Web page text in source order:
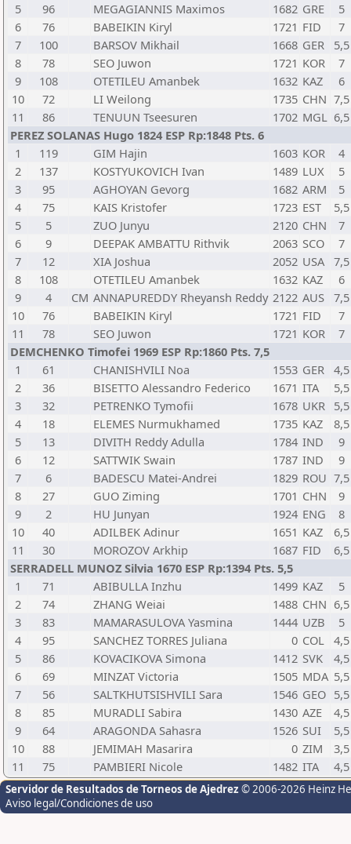
5
96 MEGAGIANNIS Maximos 1682 GRE
5
6
76 BABEIKIN Kiryl 1721 FID
7
7
100 BARSOV Mikhail 1668 GER
5,5
8
78 SEO Juwon 1721 KOR
7
9
108 OTETILEU Amanbek 1632 KAZ
6
10
72 LI Weilong 1735 CHN 7,5
11
86 TENUUN Tseesuren 1702 MGL 6,5
PEREZ SOLANAS Hugo 1824 ESP Rp:1848 Pts. 6
1
119 GIM Hajin 1603 KOR
4
2
137 KOSTYUKOVICH Ivan 1489 LUX
5
3
95 AGHOYAN Gevorg 1682 ARM
5
4
75 KAIS Kristofer 1723 EST
5,5
5
5 ZUO Junyu 2120 CHN
7
6
9 DEEPAK AMBATTU Rithvik 2063 SCO
7
7
12 XIA Joshua 2052 USA
7,5
8
108 OTETILEU Amanbek 1632 KAZ
6
9
4 CM ANNAPUREDDY Rheyansh Reddy 2122 AUS
7,5
10
76 BABEIKIN Kiryl 1721 FID
7
11
78 SEO Juwon 1721 KOR
7
DEMCHENKO Timofei 1969 ESP Rp:1860 Pts. 7,5
1
61 CHANISHVILI Noa 1553 GER
4,5
2
36 BISETTO Alessandro Federico 1671 ITA
5,5
3
32 PETRENKO Tymofii 1678 UKR 5,5
4
18 ELEMES Nurmukhamed 1735 KAZ
8,5
5
13 DIVITH Reddy Adulla 1784 IND
9
6
12 SATTWIK Swain 1787 IND
9
7
6 BADESCU Matei-Andrei 1829 ROU 7,5
8
27 GUO Ziming 1701 CHN
9
9
2 HU Junyan 1924 ENG
8
10
40 ADILBEK Adinur 1651 KAZ
6,5
11
30 MOROZOV Arkhip 1687 FID
6,5
SERRADELL MUNOZ Silvia 1670 ESP Rp:1394 Pts. 5,5
1
71 ABIBULLA Inzhu 1499 KAZ
5
2
74 ZHANG Weiai 1488 CHN 6,5
3
83 MAMARASULOVA Yasmina 1444 UZB
5
4
95 SANCHEZ TORRES Juliana 0 COL
4,5
5
86 KOVACIKOVA Simona 1412 SVK
4,5
6
69 MINZAT Victoria 1505 MDA 5,5
7
56 SALTKHUTSISHVILI Sara 1546 GEO 5,5
8
85 MURADLI Sabira 1430 AZE
4,5
9
64 ARAGONDA Sahasra 1526 SUI
5,5
10
88 JEMIMAH Masarira 0 ZIM
3,5
11
75 PAMBIERI Nicole 1482 ITA 4,5
Servidor de Resultados de Torneos de Ajedrez © 2006-2026 Heinz
Aviso legal/Condiciones de uso